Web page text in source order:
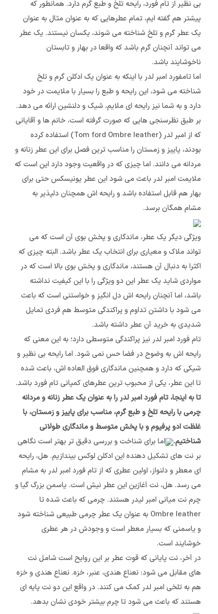
بی نظیر از تام فورد، رایحه تلخ و طبع گرم دارد. همانطور که
پیشتر هم گفته ایم، تمام عطرهایی که به عنوان مثال به عنوان
یک عطر گرم و تلخ شناخته می شوند، یکسان نیستند. یک عطر
می تواند آنچنان گرم باشد که واقعا در بهار و تابستان
ناخوشایند باشد.
اما تامفورد امبر لدر با اینکه به عنوان یک ادکلن گرم و تلخ
شناخته می شود، این رایحه و طبع را بسیار با ملایمت در خود
دارد و به شما نیز رایحه ای ملایم، شیک و دلنشین ارائه می دهد.
بر طبق نظرسنجی هایی که صورت گرفته است، خانم ها و آقایانی
که از امبر لدر (Tom ford Ombre leather) استفاده کرده
بودند، پاییز و زمستان را مناسب ترین فصل برای این عطر زنانه و
مردانه می دانند. اما چیزی که در واقعیت وجود دارد این است که
ملایمت امبر لدر باعث می شود این عطر یونیسکس حتی برای
بهار هم قابل استفاده باشد و رایحه اش همچنان دلپذیر به
مشام همگان برسد.
ویژگی دیگر یک عطر، ماندگاری و پخش بوی آن است که می
تواند ملاک و معیاری برای انتخاب یک عطر باشد. البته چیزی که
اکثرا به دنبال آن هستند، ماندگاری و پخش بوی بالا است که در
مواردی شاید یک عطر این دو ویژگی را با این کیفیت نداشته
باشد، اما آنچنان رایحه اش دل انگیز و خواستنی است که باعث
می شود با داشتن تداوم و پراکندگی متوسط هم فردی تمایل
شدیدی به خرید آن عطر داشته باشد.
تام فورد امبر لدر نیز پراکندگی متوسطی دارد؛ به این معنی که
رایحه اش به وضوح در فضا حس نمی شود. اما رایحه بی نظیر و
شیکی که دارد و همچنین ماندگاری فوق العاده اش، باعث شده
تا این عطر، یکی از محبوب ترین عطرهای کمپانی تام فورد باشد.
تا به اینجا، تام فورد امبر لدر را به عنوان یک عطر زنانه و مردانه
چرمی با رایحه تلخ و طبع گرم، مناسب برای پاییز و زمستان، با
غلظت ادو پرفیوم و با پخش متوسط و ماندگاری طولانی
شناختیم.
اما برای شناخت و بررسی دقیق تر بهتر است نگاهی
بر نت های تشکیل دهنده این ادکلن لوکس بیندازیم. هل، رایحه
ای معطر و دلنواز، اولین عطری که از تام فورد امبر لدر به مشام
می رسد. هل، نت آغازین این عطر نیش است. یاسمن بزرگ گیا و
چرم نت میانی امبر لیدر هستند. چرمی که باعث شده تا
Ombre leather به عنوان یک عطر چرمی طبیعی شناخته شود
و یاسمنی که بسیار معطر است و وجودش در هر عطری
خوشایند است.
در آخر، نت پایانی که قوت عطر بر این روایح است شامل نت
های مقابل می شود: نعناع هندی، عنبر، خزه. نعناع هندی و خزه
هم به تلخی امبر لدر کمک می کنند. در واقع این دو نت پایه ای
هستند که باعث می شود تا چرم بیشتر خودی نشان بدهد.